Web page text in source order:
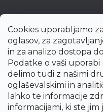
Cookies uporabljamo
oglasov, za
in za analizo dostopa
Podatke o vaši
delimo tudi z našimi
oglaševalskimi in
lahko te informacije
informacijami, ki ste jim